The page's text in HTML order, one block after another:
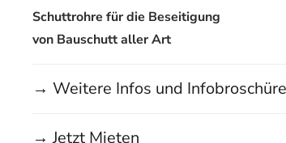
Schuttrohre für die Beseitigung
von Bauschutt aller Art
→ Weitere Infos und Infobroschüre
→ Jetzt Mieten